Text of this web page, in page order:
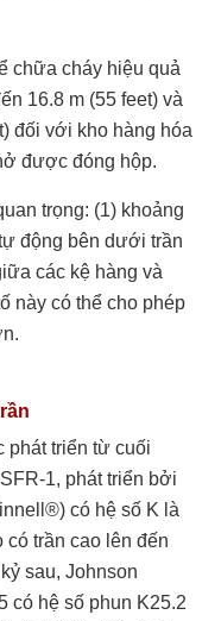
chữa cháy hiệu quả
16.8 m (55 feet) và
đối với kho hàng hóa
được đóng hộp.
trọng: (1) khoảng
động bên dưới trần
các kệ hàng và
này có thể cho phép
phát triển từ cuối
1, phát triển bởi
có hệ số K là
có trần cao lên đến
sau, Johnson
có hệ số phun K25.2